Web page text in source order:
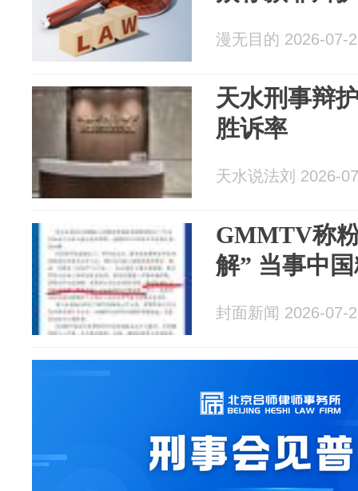
漫无目的 2026-07-
天水刑事辩
胜诉率
天水说法刘 2026-
GMMTV称
解” 当事中
封面新闻 2026-07-